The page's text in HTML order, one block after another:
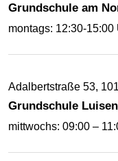
Grundschule am
montags: 12:30-15:00
Adalbertstraße 53,
Grundschule
mittwochs: 09:00 –